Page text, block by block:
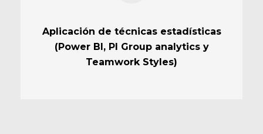
Aplicación de técnicas estadísticas
(Power BI, PI Group analytics y
Teamwork Styles)